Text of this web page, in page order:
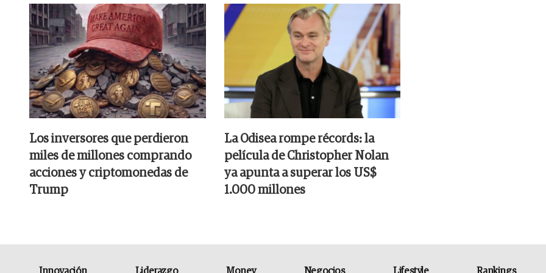
Los inversores que perdieron
miles de millones comprando
acciones y criptomonedas de
Trump
La Odisea rompe récords: la
película de Christopher Nolan
ya apunta a superar los US$
1.000 millones